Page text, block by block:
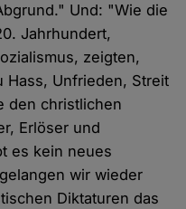
Und: "Wie die
Jahrhundert,
zeigten,
Hass, Unfrieden, Streit
den christlichen
Erlöser und
es kein neues
wir wieder
Diktaturen das